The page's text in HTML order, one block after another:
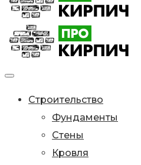
Строительство
Фундаменты
Стены
Кровля